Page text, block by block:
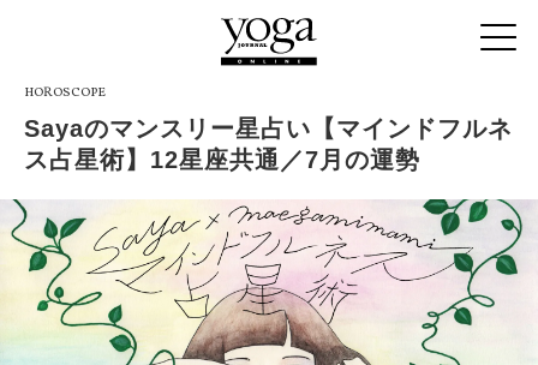
HOROSCOPE
Sayaのマンスリー星占い【マインドフルネ
ス占星術】12星座共通／7月の運勢